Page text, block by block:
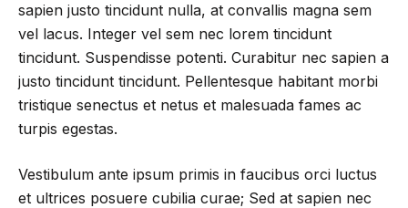
sapien justo tincidunt nulla, at convallis magna sem
vel lacus. Integer vel sem nec lorem tincidunt
tincidunt. Suspendisse potenti. Curabitur nec sapien a
justo tincidunt tincidunt. Pellentesque habitant morbi
tristique senectus et netus et malesuada fames ac
turpis egestas.
Vestibulum ante ipsum primis in faucibus orci luctus
et ultrices posuere cubilia curae; Sed at sapien nec